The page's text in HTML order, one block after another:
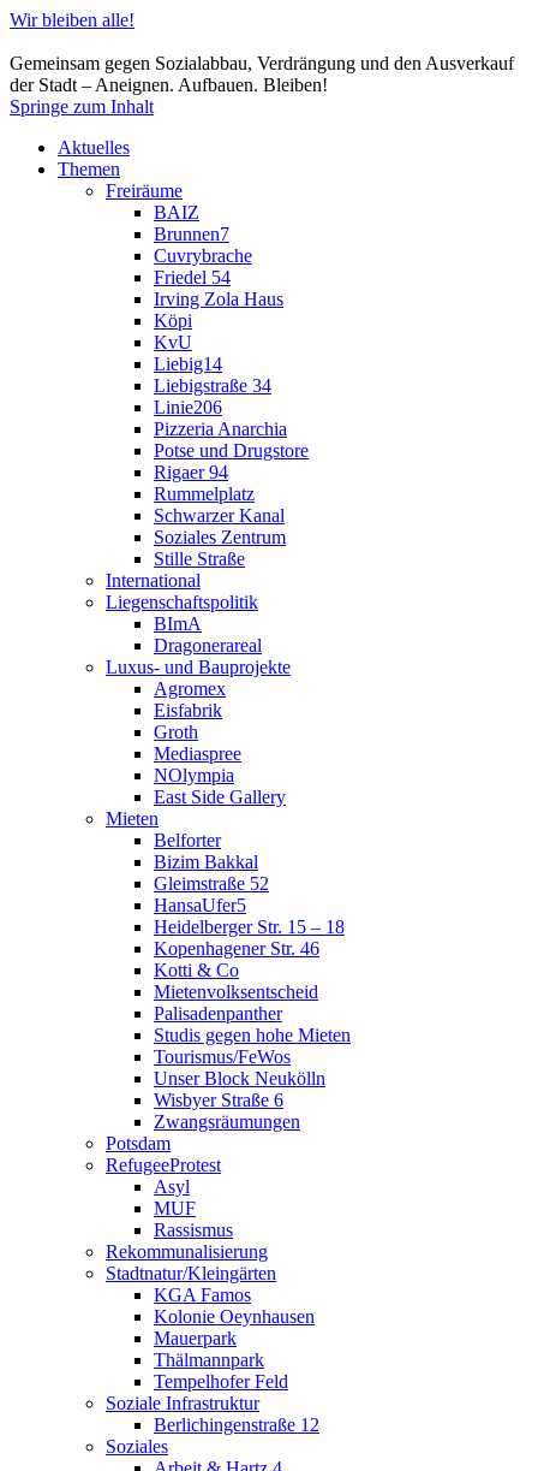
Wir bleiben alle!
Gemeinsam gegen Sozialabbau, Verdrängung und den Ausverkauf
der Stadt – Aneignen. Aufbauen. Bleiben!
Springe zum Inhalt
Aktuelles
Themen
Freiräume
BAIZ
Brunnen7
Cuvrybrache
Friedel 54
Irving Zola Haus
Köpi
KvU
Liebig14
Liebigstraße 34
Linie206
Pizzeria Anarchia
Potse und Drugstore
Rigaer 94
Rummelplatz
Schwarzer Kanal
Soziales Zentrum
Stille Straße
International
Liegenschaftspolitik
BImA
Dragonerareal
Luxus- und Bauprojekte
Agromex
Eisfabrik
Groth
Mediaspree
NOlympia
East Side Gallery
Mieten
Belforter
Bizim Bakkal
Gleimstraße 52
HansaUfer5
Heidelberger Str. 15 – 18
Kopenhagener Str. 46
Kotti & Co
Mietenvolksentscheid
Palisadenpanther
Studis gegen hohe Mieten
Tourismus/FeWos
Unser Block Neukölln
Wisbyer Straße 6
Zwangsräumungen
Potsdam
RefugeeProtest
Asyl
MUF
Rassismus
Rekommunalisierung
Stadtnatur/Kleingärten
KGA Famos
Kolonie Oeynhausen
Mauerpark
Thälmannpark
Tempelhofer Feld
Soziale Infrastruktur
Berlichingenstraße 12
Soziales